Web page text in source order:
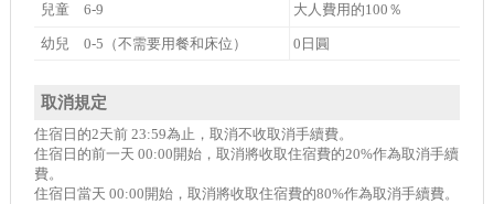
兒童 6-9 大人費用的100％
幼兒 0-5（不需要用餐和床位） 0日圓
取消規定
住宿日的2天前 23:59為止，取消不收取消手續費。
住宿日的前一天 00:00開始，取消將收取住宿費的20%作為取消手續
費。
住宿日當天 00:00開始，取消將收取住宿費的80%作為取消手續費。